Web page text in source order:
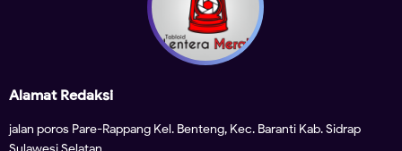
Alamat Redaksi
jalan poros Pare-Rappang Kel. Benteng, Kec. Baranti Kab. Sidrap